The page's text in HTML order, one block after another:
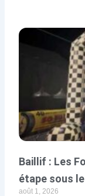
Baillif : Les
étape sous
août 1, 2026